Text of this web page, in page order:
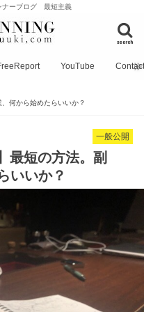
ナーブログ 最短主義
search
YouTube
何から始めたらいいか？
一般公開
最短の方法。副
いいか？